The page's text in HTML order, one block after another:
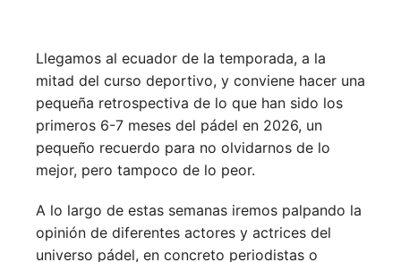
Llegamos al ecuador de la temporada, a la
mitad del curso deportivo, y conviene hacer una
pequeña retrospectiva de lo que han sido los
primeros 6-7 meses del pádel en 2026, un
pequeño recuerdo para no olvidarnos de lo
mejor, pero tampoco de lo peor.
A lo largo de estas semanas iremos palpando la
opinión de diferentes actores y actrices del
universo pádel, en concreto periodistas o